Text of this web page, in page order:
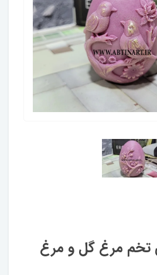
تخم مرغ گل و مرغ